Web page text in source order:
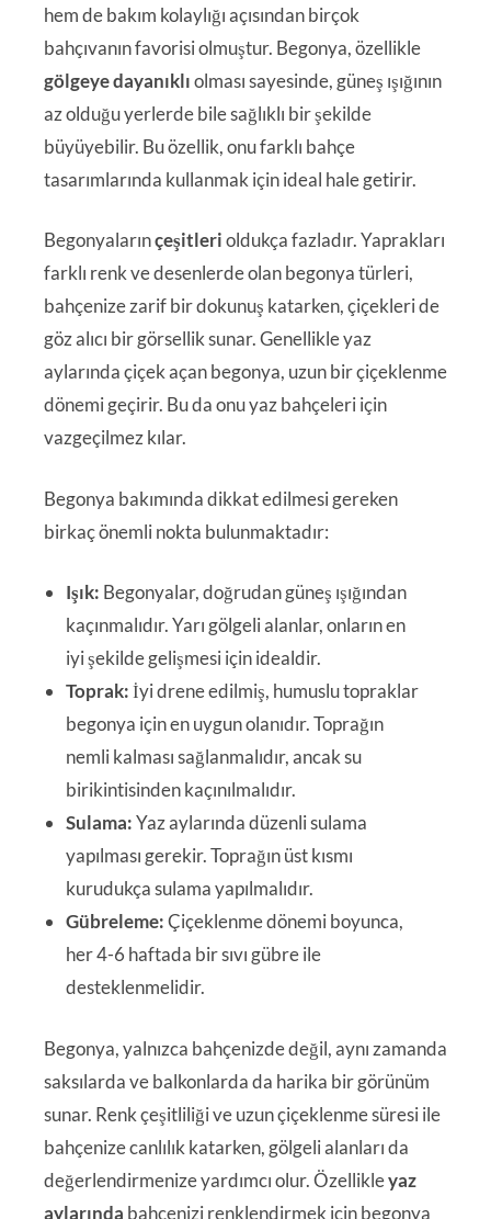
hem de bakım kolaylığı açısından birçok
bahçıvanın favorisi olmuştur. Begonya, özellikle
gölgeye dayanıklıolması sayesinde, güneş ışığının
az olduğu yerlerde bile sağlıklı bir şekilde
büyüyebilir. Bu özellik, onu farklı bahçe
tasarımlarında kullanmak için ideal hale getirir.
Begonyalarınçeşitlerioldukça fazladır. Yaprakları
farklı renk ve desenlerde olan begonya türleri,
bahçenize zarif bir dokunuş katarken, çiçekleri de
göz alıcı bir görsellik sunar. Genellikle yaz
aylarında çiçek açan begonya, uzun bir çiçeklenme
dönemi geçirir. Bu da onu yaz bahçeleri için
vazgeçilmez kılar.
Begonya bakımında dikkat edilmesi gereken
birkaç önemli nokta bulunmaktadır:
Işık: Begonyalar, doğrudan güneş ışığından
kaçınmalıdır. Yarı gölgeli alanlar, onların en
iyi şekilde gelişmesi için idealdir.
Toprak:İyi drene edilmiş, humuslu topraklar
begonya için en uygun olanıdır. Toprağın
nemli kalması sağlanmalıdır, ancak su
birikintisinden kaçınılmalıdır.
Sulama:Yaz aylarında düzenli sulama
yapılması gerekir. Toprağın üst kısmı
kurudukça sulama yapılmalıdır.
Gübreleme:Çiçeklenme dönemi boyunca,
her 4-6 haftada bir sıvı gübre ile
desteklenmelidir.
Begonya, yalnızca bahçenizde değil, aynı zamanda
saksılarda ve balkonlarda da harika bir görünüm
sunar. Renk çeşitliliği ve uzun çiçeklenme süresi ile
bahçenize canlılık katarken, gölgeli alanları da
değerlendirmenize yardımcı olur. Özellikleyaz
aylarında bahçenizi renklendirmek için begonya